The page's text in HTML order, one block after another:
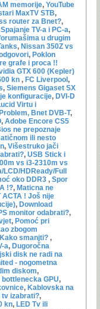
memorije, YouTube
MaxTV STB,
router za Bnet?,
TV-a i PC-a,
u drugim
, Nissan 350Z vs
, Poklon
grafe i proca !!
GTX 600 (Kepler)
kn , FC Liverpool ,
, Siemens Gigaset SX
konfiguracije, DVI-D
Virtu i
Problem, Bnet DVB-T,
, Adobe Encore CS5
ne prepoznaje
ili nesto
, Višestruko jači
, USB Stick i
vs i3-2310m vs
LCD/HDReady/Full
oko DDR3 , Spor
!?, Maticna ne
ACTA ! Još nije
, Download
monitor odabrati?,
, Pomoć pri
zbogom
smanjti? ,
a, Dugoročna
disk ne radi na
- nogometna
diskom,
GPU,
, Kablovska na
tv izabrati?,
kn, LED Tv ili